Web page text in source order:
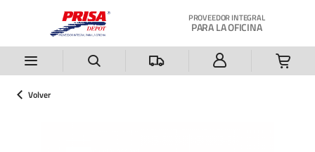
PROVEEDOR INTEGRAL
PARA LA OFICINA
Volver